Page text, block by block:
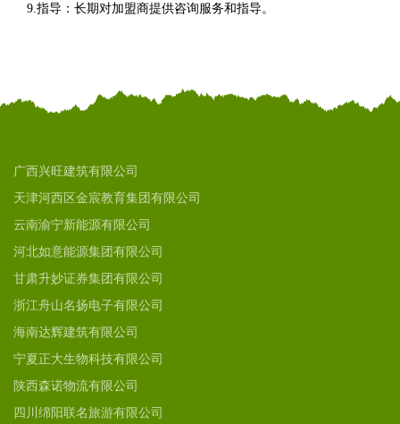
9.指导：长期对加盟商提供咨询服务和指导。
广西兴旺建筑有限公司
天津河西区金宸教育集团有限公司
云南渝宁新能源有限公司
河北如意能源集团有限公司
甘肃升妙证券集团有限公司
浙江舟山名扬电子有限公司
海南达辉建筑有限公司
宁夏正大生物科技有限公司
陕西森诺物流有限公司
四川绵阳联名旅游有限公司